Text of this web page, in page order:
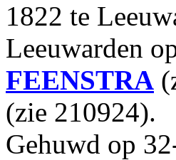
1822 te
Leeuwarden
FEENSTRA
(zie 210924).
Gehuwd op